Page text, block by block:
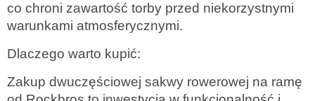
co chroni zawartość torby przed niekorzystnymi
warunkami atmosferycznymi.
Dlaczego warto kupić:
Zakup dwuczęściowej sakwy rowerowej na ramę